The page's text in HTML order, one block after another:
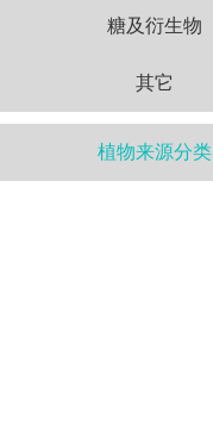
糖及衍生物
其它
植物来源分类